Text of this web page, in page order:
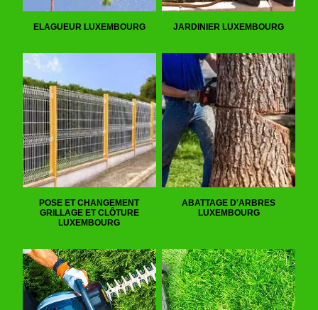
ELAGUEUR LUXEMBOURG JARDINIER LUXEMBOURG
POSE ET CHANGEMENT
GRILLAGE ET CLÔTURE
LUXEMBOURG
ABATTAGE D'ARBRES
LUXEMBOURG